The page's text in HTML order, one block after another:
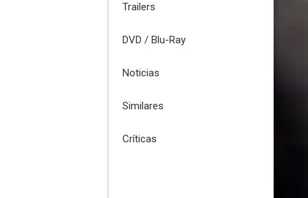
Trailers
DVD / Blu-Ray
Noticias
Similares
Críticas